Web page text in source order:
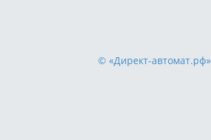
© «Директ-автомат.рф»